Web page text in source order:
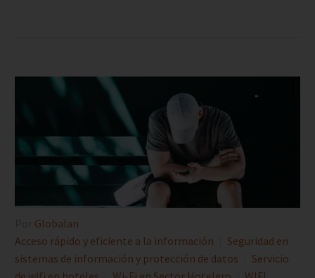
Globalan
Acceso rápido y eficiente a la información
Seguridad en
sistemas de información y protección de datos
Servicio